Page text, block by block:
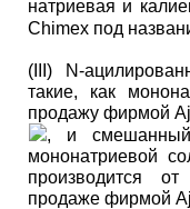
натриевая и
Chimex под
(III) N-
такие, как
продажу фирмой
, и смешанный
мононатриевой
производится
продаже фирмой